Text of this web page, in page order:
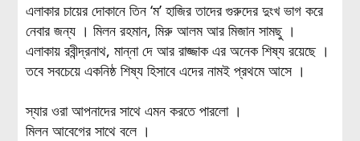
এলাকার চায়ের দোকানে তিন ‘ম’ হাজির তাদের গুরুদের দুংখ ভাগ করে
নেবার জন্য । মিলন রহমান, মিরু আলম আর মিজান সামছু ।
এলাকায় রবীন্দ্রনাথ, মান্না দে আর রাজ্জাক এর অনেক শিষ্য রয়েছে ।
তবে সবচেয়ে একনিষ্ঠ শিষ্য হিসাবে এদের নামই প্রথমে আসে ।
স্যার ওরা আপনাদের সাথে এমন করতে পারলো ।
মিলন আবেগের সাথে বলে ।